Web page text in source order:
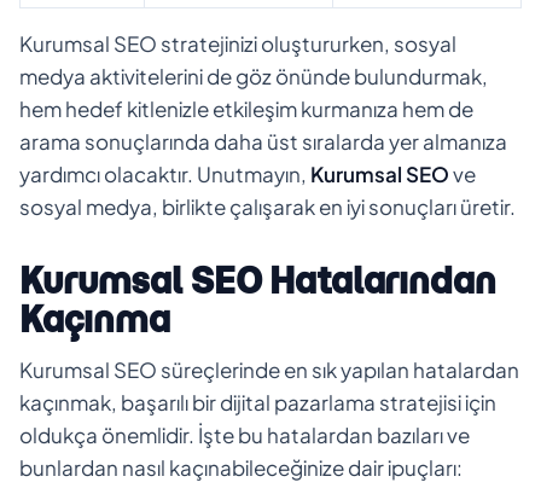
Kurumsal SEO stratejinizi oluştururken, sosyal
medya aktivitelerini de göz önünde bulundurmak,
hem hedef kitlenizle etkileşim kurmanıza hem de
arama sonuçlarında daha üst sıralarda yer almanıza
yardımcı olacaktır. Unutmayın, Kurumsal SEOve
sosyal medya, birlikte çalışarak en iyi sonuçları üretir.
Kurumsal SEO Hatalarından
Kaçınma
Kurumsal SEO süreçlerinde en sık yapılan hatalardan
kaçınmak, başarılı bir dijital pazarlama stratejisi için
oldukça önemlidir. İşte bu hatalardan bazıları ve
bunlardan nasıl kaçınabileceğinize dair ipuçları: